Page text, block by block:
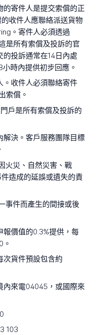
寄件人是提交索償的正
收件人應聯絡派送貨物
。寄件人必須透過
是所有索償及投訴的官
投訴通常在14日內處
時內提供初步回應。
。收件人必須聯絡寄件
索償。
戶是所有索償及投訴的
解決。客戶服務團隊目標
火災、自然災害、戰
造成的延誤或遺失的責
事件而產生的間接或後
報價值的0.3%提供，每
次貨件預設包含約
內來電04045，或國際來
103